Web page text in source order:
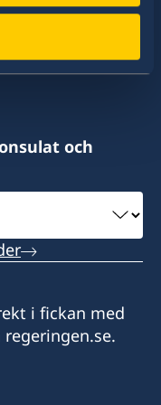
(samt vid
att utfärda vare
kort eller
och
består
och
i fickan med
regeringen.se.